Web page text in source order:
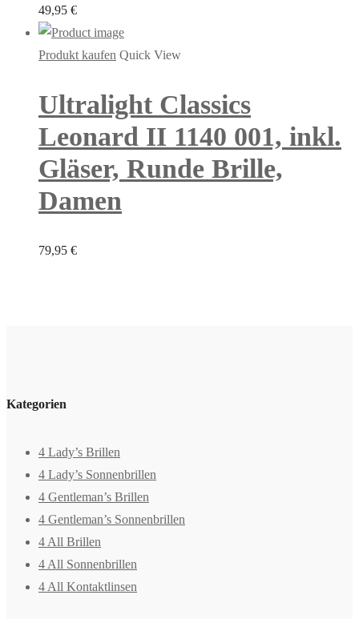
49,95 €
Produkt kaufen Quick View
Ultralight Classics
Leonard II 1140 001, inkl.
Gläser, Runde Brille,
Damen
79,95 €
Kategorien
4 Lady’s Brillen
4 Lady’s Sonnenbrillen
4 Gentleman’s Brillen
4 Gentleman’s Sonnenbrillen
4 All Brillen
4 All Sonnenbrillen
4 All Kontaktlinsen